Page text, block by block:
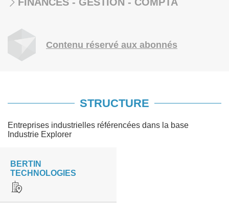
Contenu réservé aux abonnés
STRUCTURE
Entreprises industrielles référencées dans la base
Industrie Explorer
BERTIN
TECHNOLOGIES